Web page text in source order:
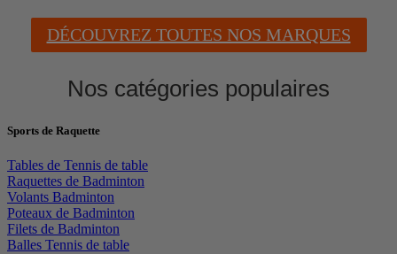
DÉCOUVREZ TOUTES NOS MARQUES
Nos catégories populaires
Sports de Raquette
Tables de Tennis de table
Raquettes de Badminton
Volants Badminton
Poteaux de Badminton
Filets de Badminton
Balles Tennis de table